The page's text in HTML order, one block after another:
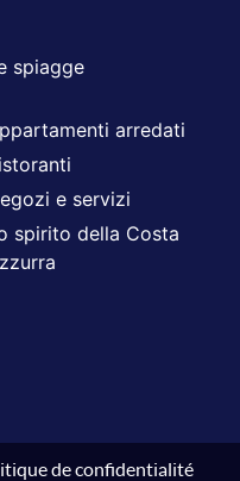
spiagge
arredati
e servizi
spirito della Costa
de confidentialité